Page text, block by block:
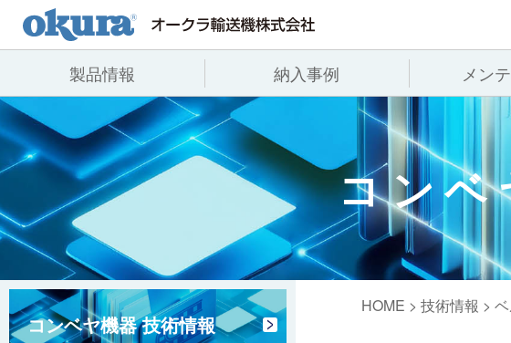
製品情報
製品情報
コンベヤ機器
コンベヤ機器を探す
用途から探す
コンベヤ機器の技術情報
ヒント集
ピ
パ
バ
納入事例
納入事例
全業種
メン
会社情報
代表あいさつ
沿革 オ
コンベ
コンベヤ機器 技術情報
HOME > 技術情報 >